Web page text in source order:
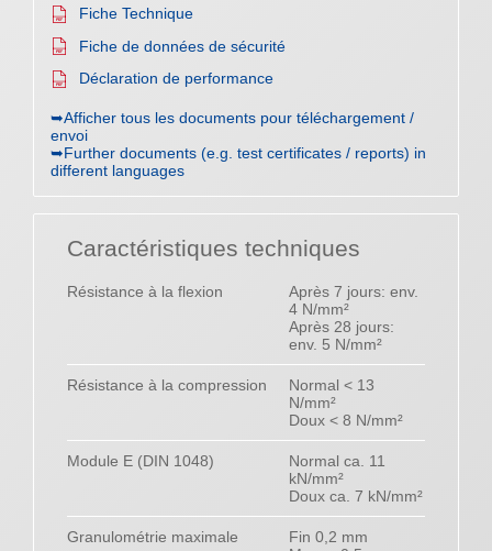
Fiche Technique
Fiche de données de sécurité
Déclaration de performance
➥Afficher tous les documents pour téléchargement /
envoi
➥Further documents (e.g. test certificates / reports) in
different languages
Caractéristiques techniques
Résistance à la flexion
Après 7 jours: env.
4 N/mm²
Après 28 jours:
env. 5 N/mm²
Résistance à la compression
Normal < 13
N/mm²
Doux < 8 N/mm²
Module E (DIN 1048)
Normal ca. 11
kN/mm²
Doux ca. 7 kN/mm²
Granulométrie maximale
Fin 0,2 mm